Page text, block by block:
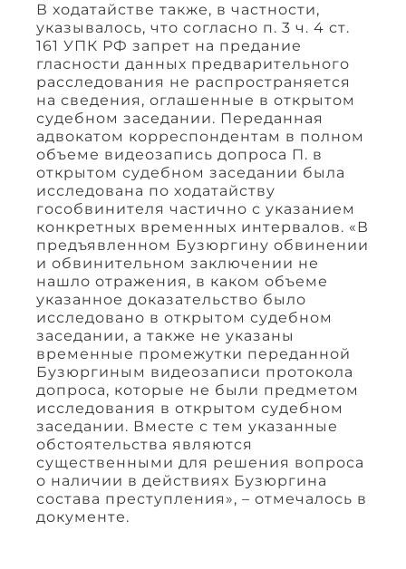
В ходатайстве также, в частности,
указывалось, что согласно п. 3 ч. 4 ст.
161 УПК РФ запрет на предание
гласности данных предварительного
расследования не распространяется
на сведения, оглашенные в открытом
судебном заседании. Переданная
адвокатом корреспондентам в полном
объеме видеозапись допроса П. в
открытом судебном заседании была
исследована по ходатайству
гособвинителя частично с указанием
конкретных временных интервалов. «В
предъявленном Бузюргину обвинении
и обвинительном заключении не
нашло отражения, в каком объеме
указанное доказательство было
исследовано в открытом судебном
заседании, а также не указаны
временные промежутки переданной
Бузюргиным видеозаписи протокола
допроса, которые не были предметом
исследования в открытом судебном
заседании. Вместе с тем указанные
обстоятельства являются
существенными для решения вопроса
о наличии в действиях Бузюргина
состава преступления», – отмечалось в
документе.